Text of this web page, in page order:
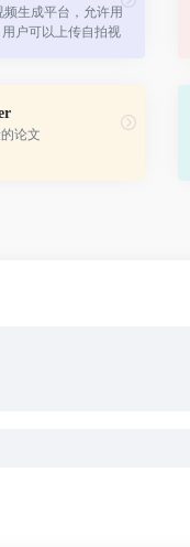
生成平台，允许用
户可以上传自拍视
论文